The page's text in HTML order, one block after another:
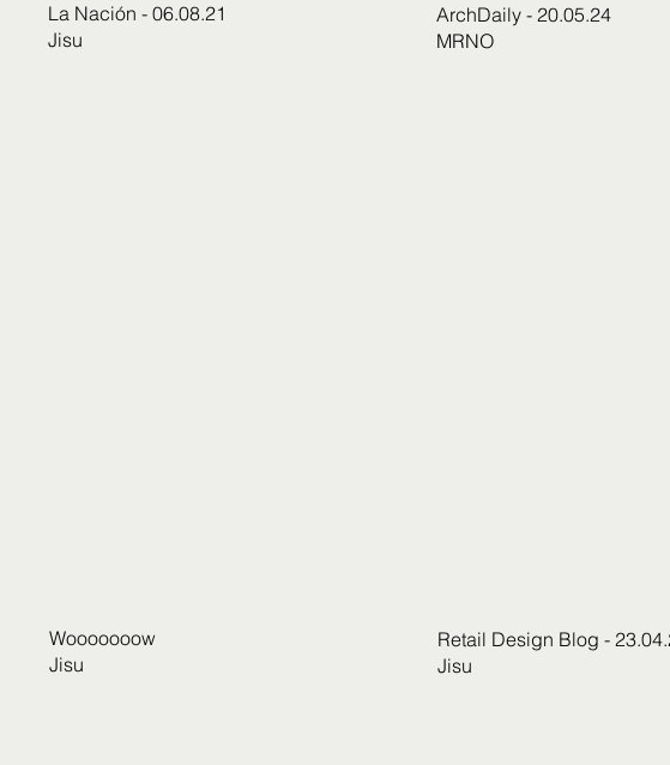
La Nación - 06.08.21
Jisu
ArchDaily - 20.05.24
MRNO
Wooooooow
Jisu
Retail Design Blog -
Jisu